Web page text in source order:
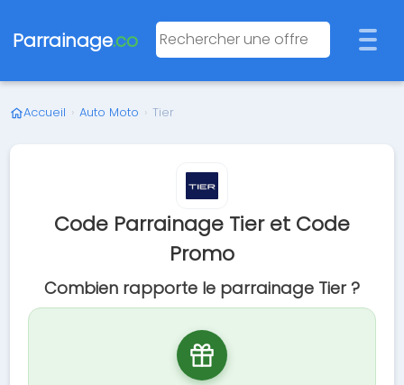
Parrainage.co
Accueil › Auto Moto › Tier
Code Parrainage Tier et Code
Promo
Combien rapporte le parrainage Tier ?